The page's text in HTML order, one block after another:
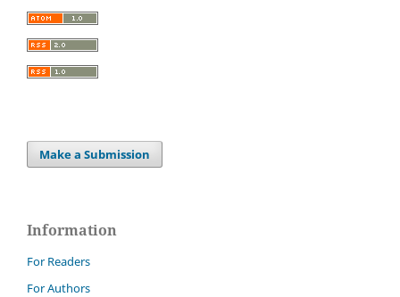
Make a Submission
Information
For Readers
For Authors